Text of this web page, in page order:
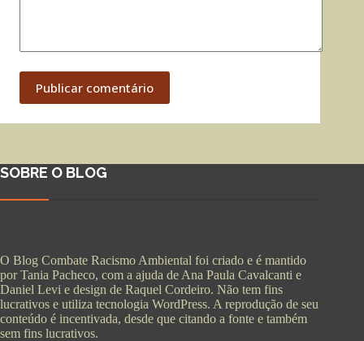
Publicar comentário
SOBRE O BLOG
O Blog Combate Racismo Ambiental foi criado e é mantido
por Tania Pacheco, com a ajuda de Ana Paula Cavalcanti e
Daniel Levi e design de Raquel Cordeiro. Não tem fins
lucrativos e utiliza tecnologia WordPress. A reprodução de seu
conteúdo é incentivada, desde que citando a fonte e também
sem fins lucrativos.